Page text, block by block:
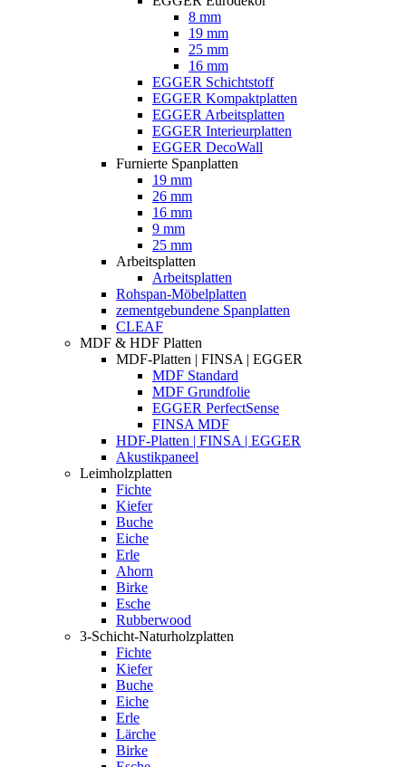
8 mm
19 mm
25 mm
16 mm
EGGER Schichtstoff
EGGER Kompaktplatten
EGGER Arbeitsplatten
EGGER Interieurplatten
EGGER DecoWall
Furnierte Spanplatten
19 mm
26 mm
16 mm
9 mm
25 mm
Arbeitsplatten
Arbeitsplatten
Rohspan-Möbelplatten
zementgebundene Spanplatten
CLEAF
MDF & HDF Platten
MDF-Platten | FINSA | EGGER
MDF Standard
MDF Grundfolie
EGGER PerfectSense
FINSA MDF
HDF-Platten | FINSA | EGGER
Akustikpaneel
Leimholzplatten
Fichte
Kiefer
Buche
Eiche
Erle
Ahorn
Birke
Esche
Rubberwood
3-Schicht-Naturholzplatten
Fichte
Kiefer
Buche
Eiche
Erle
Lärche
Birke